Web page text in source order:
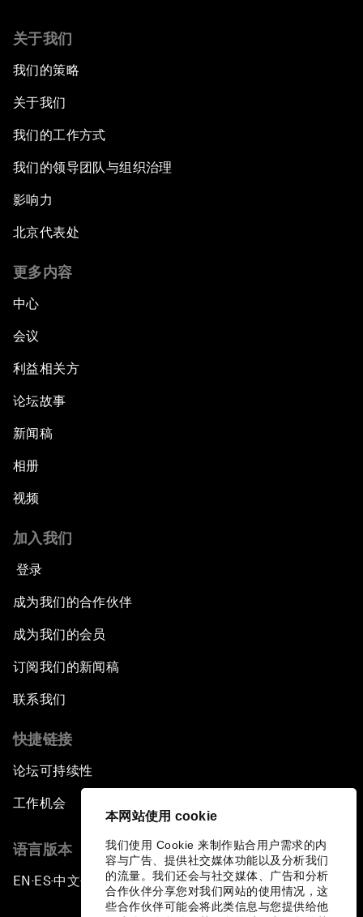
本网站使用 cookie
我们使用 Cookie 来制作贴合用户需求的内
容与广告、提供社交媒体功能以及分析我们
的流量。我们还会与社交媒体、广告和分析
合作伙伴分享您对我们网站的使用情况，这
些合作伙伴可能会将此类信息与您提供给他
关于我们
我们的策略
关于我们
我们的工作方式
我们的领导团队与组织治理
影响力
北京代表处
更多内容
中心
会议
利益相关方
论坛故事
新闻稿
相册
视频
加入我们
登录
成为我们的合作伙伴
成为我们的会员
订阅我们的新闻稿
联系我们
快捷链接
论坛可持续性
工作机会
语言版本
EN ▪ ES▪中文▪ 日本語